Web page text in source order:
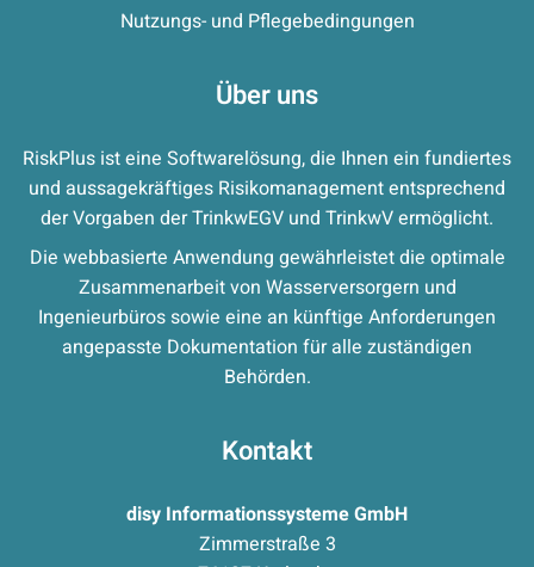
Nutzungs- und Pflegebedingungen
Über uns
RiskPlus ist eine Softwarelösung, die Ihnen ein fundiertes
und aussagekräftiges Risikomanagement entsprechend
der Vorgaben der TrinkwEGV und TrinkwV ermöglicht.
Die webbasierte Anwendung gewährleistet die optimale
Zusammenarbeit von Wasserversorgern und
Ingenieurbüros sowie eine an künftige Anforderungen
angepasste Dokumentation für alle zuständigen
Behörden.
Kontakt
disy Informationssysteme GmbH
Zimmerstraße 3